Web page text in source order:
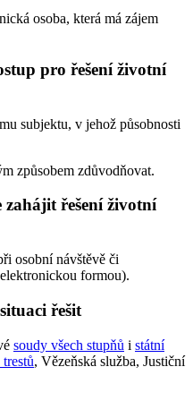
osoba, která má zájem
pro řešení životní
subjektu, v jehož působnosti
způsobem zdůvodňovat.
zahájit řešení životní
osobní návštěvě či
formou).
řešit
soudy všech stupňů i státní
, Vězeňská služba, Justiční